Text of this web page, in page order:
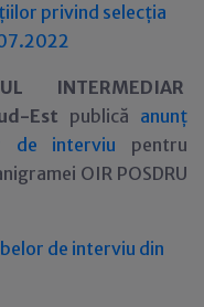
privind selecția
7.2022
INTERMEDIAR
Est publică anunț
de interviu pentru
OIR POSDRU
de interviu din